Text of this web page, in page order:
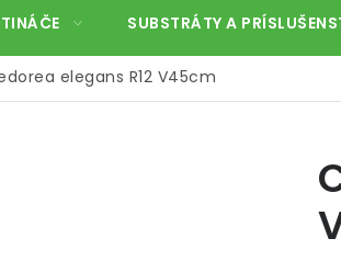
SUBSTRÁTY A
elegans R12 V45cm